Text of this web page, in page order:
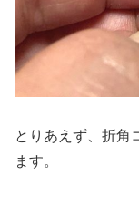
とりあえず、折角
ます。